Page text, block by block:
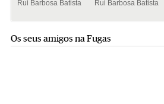
Rui Barbosa Batista Rui Barbosa Batista
Os seus amigos na Fugas